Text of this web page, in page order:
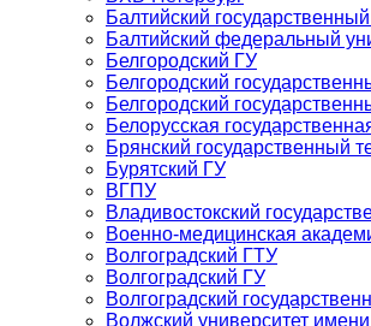
Балтийский
Балтийский федеральный
Белгородский ГУ
Белгородский
Белгородский
Белорусская
Брянский государственный
Бурятский ГУ
ВГПУ
Владивостокский
Военно-медицинская
Волгоградский ГТУ
Волгоградский ГУ
Волгоградский
Волжский университет